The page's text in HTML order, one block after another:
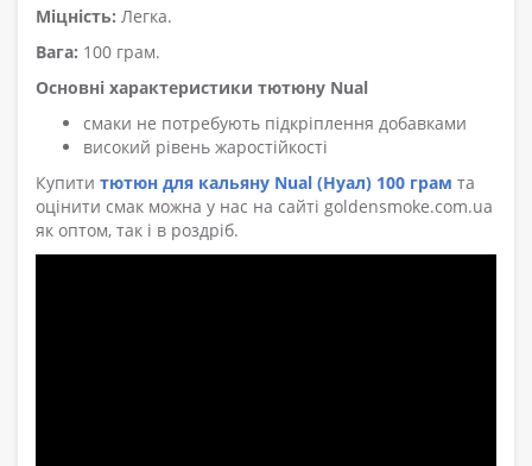
Міцність: Легка.
Вага: 100 грам.
Основні характеристики тютюну Nual
смаки не потребують підкріплення добавками
високий рівень жаростійкості
Купити тютюн для кальяну Nual (Нуал) 100 грам та
оцінити смак можна у нас на сайті goldensmoke.com.ua
як оптом, так і в роздріб.